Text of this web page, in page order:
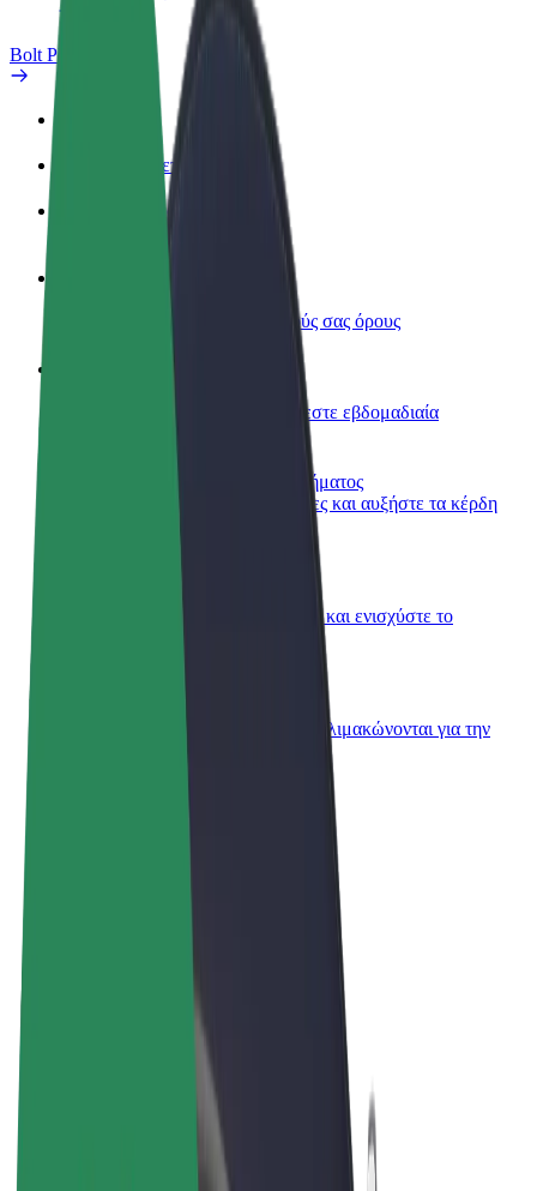
Bolt Plus
Πώς να συμμετάσχετε
Συχνές Ερωτήσεις
Κερδίστε χρήματα με τους δικούς σας όρους
Παραδώστε φαγητό και πληρώνεστε εβδομαδιαία
Προσθήκη εστιατορίου ή καταστήματος
Πλησιάστε περισσότερους πελάτες και αυξήστε τα κέρδη
Προσθέστε το στόλο σας στο Bolt και ενισχύστε το
Προϊόντα και υπηρεσίες Bolt που κλιμακώνονται για την